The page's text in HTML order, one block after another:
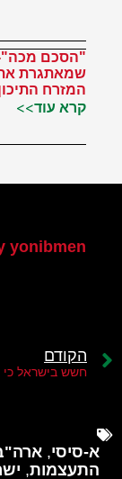
"הסכם מכה"-
שמאתגרת
המזרח
קרא עוד>>
yonibmen
הקודם
א-סיסי,
התעצמות,